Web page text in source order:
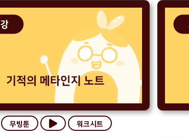
무빙툰 워크시트